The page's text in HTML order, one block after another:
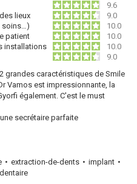
9.6
lieux
9.0
soins…)
10.0
patient
10.0
installations
10.0
9.0
grandes caractéristiques de Smile
Vamos est impressionnante, la
également. C'est le must
secrétaire parfaite
extraction-de-dents
implant